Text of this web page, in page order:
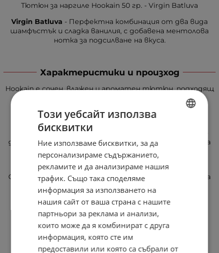
Тютюн за наргиле Hookain 50 гр. - Virgin Batluva
Virgin Batluva - Перфектна комбинация от два вида
шамфъстък и сладка ванилия, с добавена ментолова
нотка за подсилване на вкуса.
Характеристики и произход
Hookain е сочен, влажен и ароматен тютюн, подходящ
В Hookain се използва тютюн Virginia Gold Premium,
който абсорбира меласата до най-висока степен.
Предимството е, че меласата се усвоява много по-
добре, в резултат на което ароматът се отделя за
развиващите се на европейския пазар.
Оптимизираният производствен процес гарантира
постоянното качество на Hookain. Тютюнът се
предлага опакован в пластмасова кутия, в която
запазва своя характерен аромат за дълго време.
Произход:
Германия
Този уебсайт използва
бисквитки
Ние използваме бисквитки, за да
персонализираме съдържанието,
рекламите и да анализираме нашия
трафик. Също така споделяме
информация за използването на
нашия сайт от ваша страна с нашите
партньори за реклама и анализи,
които може да я комбинират с друга
информация, която сте им
предоставили или която са събрали от